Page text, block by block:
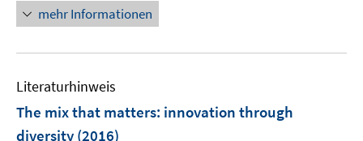
e
n
u
mehr Informationen
Literaturhinweis
The mix that matters: innovation through
diversity (2016)